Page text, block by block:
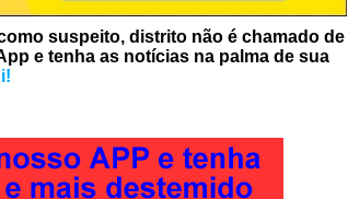
suspeito, distrito não é chamado de
e tenha as notícias na palma de sua